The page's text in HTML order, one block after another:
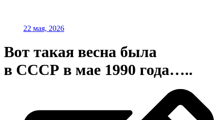
22 мая, 2026
Вот такая весна была
в СССР в мае 1990 года…..